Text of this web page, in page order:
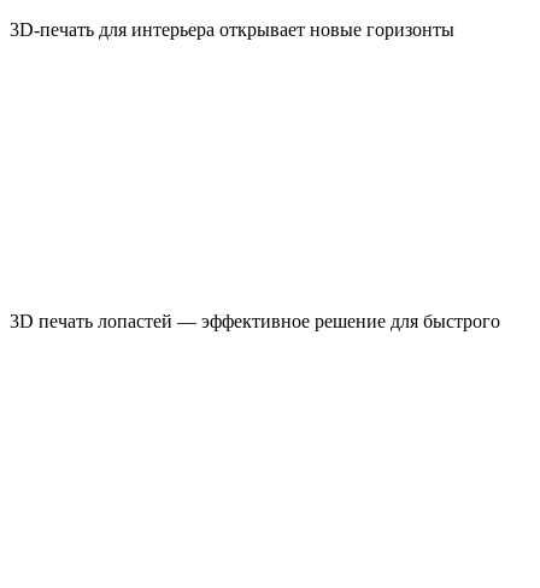
3D-печать для интерьера открывает новые горизонты
3D печать лопастей — эффективное решение для быстрого